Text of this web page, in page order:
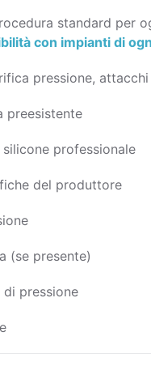
standard per
con impianti di
pressione,
preesistente
professionale
del produttore
(se presente)
pressione